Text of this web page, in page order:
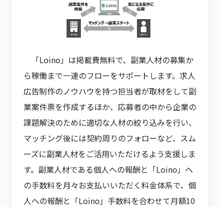
「Loino」は掲載費無料で、副業人材の募集か
ら稼働まで一連のフローをサポートします。求人
広告制作のノウハウを持つ担当者が取材をして副
業案件票を作成するほか、応募者の中から企業の
課題解決のために適切な人材の絞り込みを行い、
マッチング後には契約周りのフォローなど、スム
ーズに副業人材をご活用いただけるよう支援しま
す。副業人材である個人への報酬と「Loino」へ
の手数料を月々お支払いいただく料金体系で、個
人への報酬と「Loino」手数料を合わせて月額10